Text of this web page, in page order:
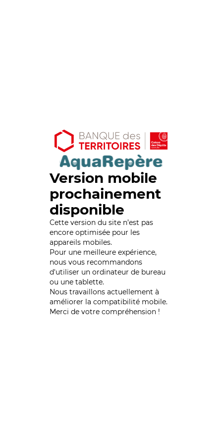
Version mobile
prochainement
disponible
Cette version du site n’est pas
encore optimisée pour les
appareils mobiles.
Pour une meilleure expérience,
nous vous recommandons
d'utiliser un ordinateur de bureau
ou une tablette.
Nous travaillons actuellement à
améliorer la compatibilité mobile.
Merci de votre compréhension !